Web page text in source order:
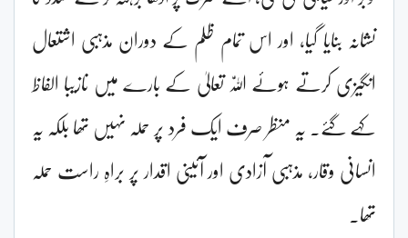
نشانہ بنایا گیا، اور اس تمام ظلم کے دوران مذہبی اشتعال
انگیزی کرتے ہوئے اللّٰہ تعالیٰ کے بارے میں نازیبا الفاظ
کہے گئے۔ یہ منظر صرف ایک فرد پر حملہ نہیں تھا بلکہ یہ
انسانی وقار، مذہبی آزادی اور آئینی اقدار پر براہِ راست حملہ
تھا۔